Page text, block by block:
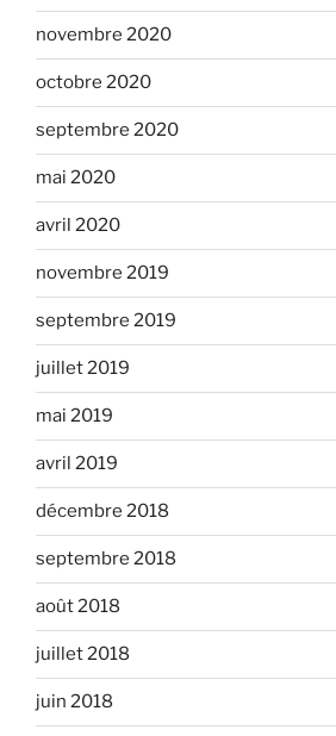
novembre 2020
octobre 2020
septembre 2020
mai 2020
avril 2020
novembre 2019
septembre 2019
juillet 2019
mai 2019
avril 2019
décembre 2018
septembre 2018
août 2018
juillet 2018
juin 2018